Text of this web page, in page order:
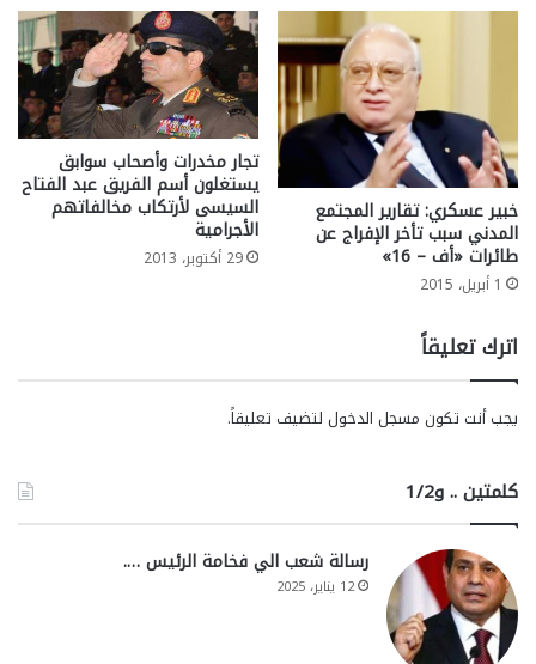
خبير عسكري: تقارير المجتمع
المدني سبب تأخر الإفراج عن
طائرات «أف – 16»
1 أبريل، 2015
تجار مخدرات وأصحاب سوابق
يستغلون أسم الفريق عبد الفتاح
السيسى لأرتكاب مخالفاتهم
الأجرامية
29 أكتوبر، 2013
اترك تعليقاً
يجب أنت تكون مسجل الدخول لتضيف تعليقاً.
كلمتين .. و1/2
رسالة شعب الي فخامة الرئيس ….
12 يناير، 2025